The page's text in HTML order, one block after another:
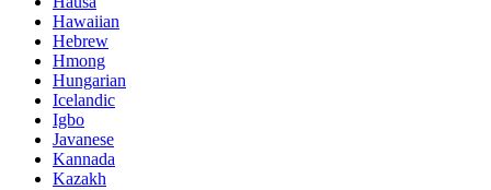
Hawaiian
Hebrew
Hmong
Hungarian
Icelandic
Igbo
Javanese
Kannada
Kazakh